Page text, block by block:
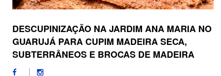
DESCUPINIZAÇÃO NA JARDIM ANA MARIA NO
GUARUJÁ PARA CUPIM MADEIRA SECA,
SUBTERRÂNEOS E BROCAS DE MADEIRA